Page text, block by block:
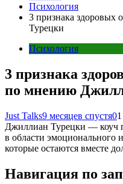
Психология
3 признака
Турецки
Психология
3 признака
по мнению
Just Talks9 месяцев спустя0
Джиллиан Турецки — коуч
в области эмоционального
которые остаются вместе
Навигация по